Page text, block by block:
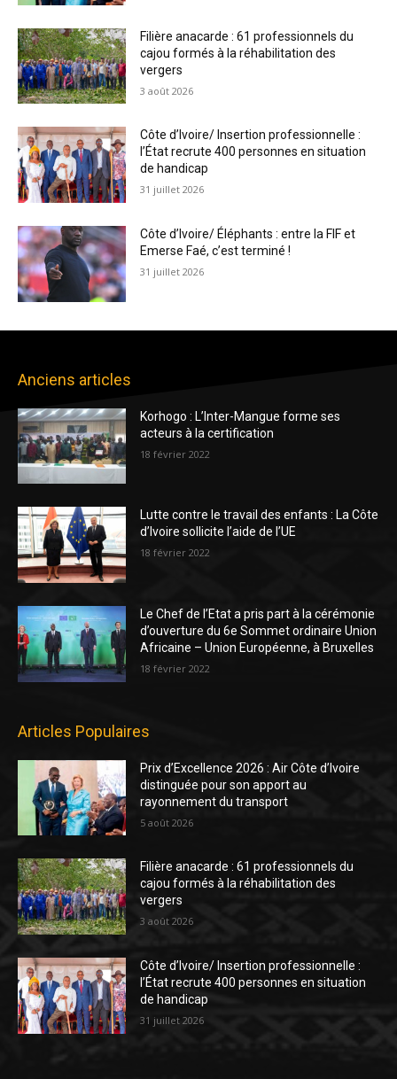
Filière anacarde : 61 professionnels du
cajou formés à la réhabilitation des
vergers
3 août 2026
Côte d’Ivoire/ Insertion professionnelle :
l’État recrute 400 personnes en situation
de handicap
31 juillet 2026
Côte d’Ivoire/ Éléphants : entre la FIF et
Emerse Faé, c’est terminé !
31 juillet 2026
Anciens articles
Korhogo : L’Inter-Mangue forme ses
acteurs à la certification
18 février 2022
Lutte contre le travail des enfants : La Côte
d’Ivoire sollicite l’aide de l’UE
18 février 2022
Le Chef de l’Etat a pris part à la cérémonie
d’ouverture du 6e Sommet ordinaire Union
Africaine – Union Européenne, à Bruxelles
18 février 2022
Articles Populaires
Prix d’Excellence 2026 : Air Côte d’Ivoire
distinguée pour son apport au
rayonnement du transport
5 août 2026
Filière anacarde : 61 professionnels du
cajou formés à la réhabilitation des
vergers
3 août 2026
Côte d’Ivoire/ Insertion professionnelle :
l’État recrute 400 personnes en situation
de handicap
31 juillet 2026